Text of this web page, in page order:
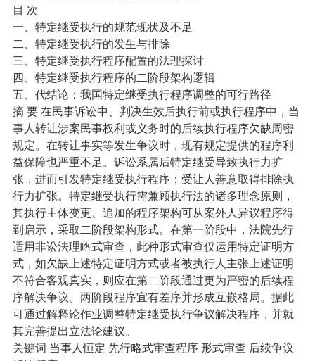
目 次
一、特定继受执行的规范现状及不足
二、特定继受执行的发生与排除
三、特定继受执行程序配置的法理探讨
四、特定继受执行程序的二阶段架构逻辑
五、代结论：我国特定继受执行程序调整的可行路径
摘 要 在民事诉讼中、判决生效后执行前或执行程序中，当
事人转让涉案民事权利或义务时的后续执行程序欠缺周密
规定。在转让事实等发生争议时，现有规定提供的程序利
益保障也严重不足。诉讼系属后特定继受导致执行力扩
张，进而引发特定继受执行程序；受让人善意取得排除执
行力扩张。特定继受执行需兼顾执行法的诸多理念原则，
其执行主体变更、追加的程序架构可从案外人异议程序得
到启示，采取二阶段架构形式。在第一阶段中，法院先行
适用非讼法理略式审查，此种形式审查仅运用特定证明方
式，如欠缺上述特定证明方式或者被执行人主张上述证明
不符合客观真实，则应在第二阶段通过更为严密的后续程
序解决争议。两阶段程序宜有差序并形成互嵌格局。据此
可通过解释论作业调整特定继受执行争议解决程序，并就
其完善提出立法论建议。
关键词 当事人恒定 先行略式审查程序 形式审查 后续争议